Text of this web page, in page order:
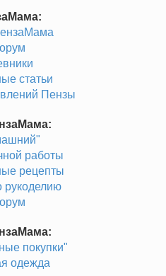
статьи
Пензы
работы
рецепты
рукоделию
покупки"
одежда